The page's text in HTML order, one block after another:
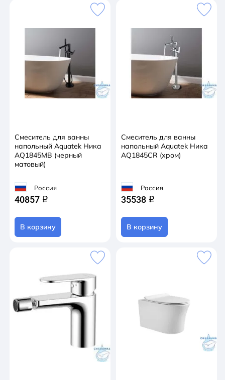
Смеситель для ванны
напольный Aquatek Ника
AQ1845MB (черный
матовый)
Россия
40857 q
В корзину
Смеситель для ванны
напольный Aquatek Ника
AQ1845CR (хром)
Россия
35538 q
В корзину